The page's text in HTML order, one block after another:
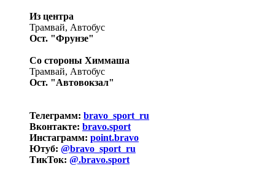
Из центра
Трамвай, Автобус
Ост. "Фрунзе"
Со стороны Химмаша
Трамвай, Автобус
Ост. "Автовокзал"
Телеграмм: bravo_sport_ru
Вконтакте: bravo.sport
Инстаграмм: point.bravo
Ютуб: @bravo_sport_ru
ТикТок: @.bravo.sport